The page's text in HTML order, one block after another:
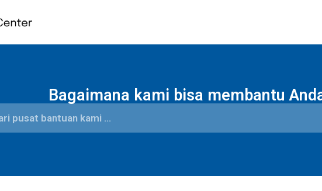
Bagaimana kami bisa membantu